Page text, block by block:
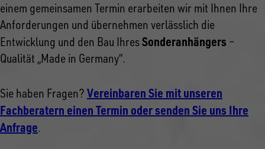
einem gemeinsamen Termin erarbeiten wir mit Ihnen Ihre
Anforderungen und übernehmen verlässlich die
Entwicklung und den Bau IhresSonderanhängers –
Qualität „Made in Germany“.
Sie haben Fragen? Vereinbaren Sie mit unseren
Fachberatern einen Termin oder senden Sie uns Ihre
Anfrage.